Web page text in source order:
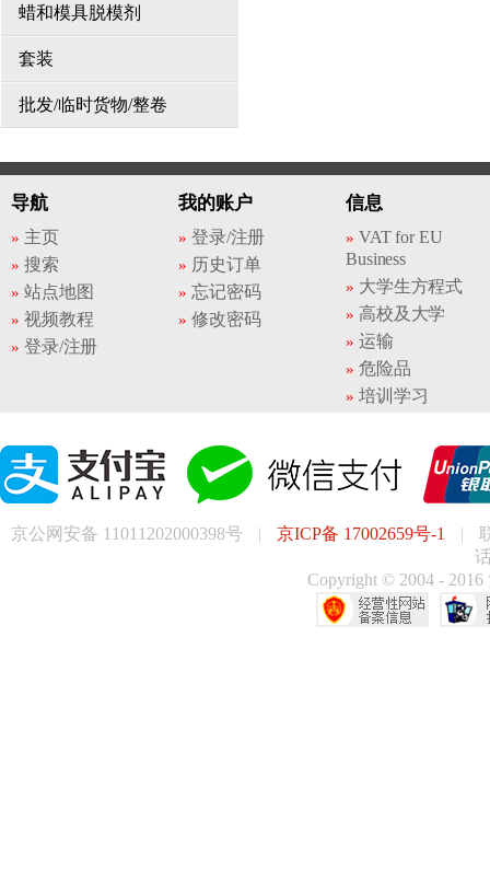
蜡和模具脱模剂
套装
批发/临时货物/整卷
导航
主页
搜索
站点地图
视频教程
登录/注册
我的账户
登录/注册
历史订单
忘记密码
修改密码
信息
VAT for EU
Business
大学生方程式
高校及大学
运输
危险品
培训学习
京公网安备 11011202000398号 | 京ICP备 17002659号-1 |
Copyright © 2004 -